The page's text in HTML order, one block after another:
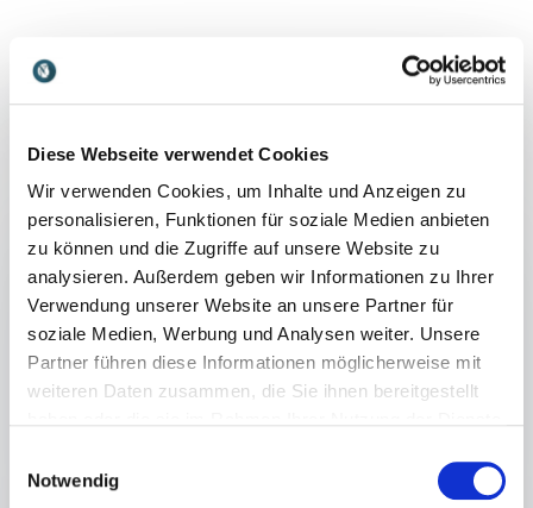
Diese Webseite verwendet Cookies
Wir verwenden Cookies, um Inhalte und Anzeigen zu
personalisieren, Funktionen für soziale Medien anbieten
zu können und die Zugriffe auf unsere Website zu
analysieren. Außerdem geben wir Informationen zu Ihrer
Verwendung unserer Website an unsere Partner für
soziale Medien, Werbung und Analysen weiter. Unsere
Partner führen diese Informationen möglicherweise mit
weiteren Daten zusammen, die Sie ihnen bereitgestellt
Notwendig
Referate
:
USA – Wie steht es um den Big Player?
Referent Markus Koch kennt sich mit dem
Big Player bestens aus, sei es bezüglich der
Wahlen oder der aktuellen Wirtschaftslage.
Seit Jahren berichtet er direkt aus New
York über Ereignisse der Börsen- und
Finanzwelt sowie deren Auswirkungen auf
ausländische Ökonomie und Politik.
auf Deutschland hat!
+ Mehr lesen